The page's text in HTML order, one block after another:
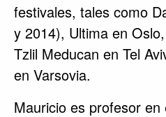
festivales, tales como
y 2014), Ultima en
Tzlil Meducan en Tel
en Varsovia.
Mauricio es profesor